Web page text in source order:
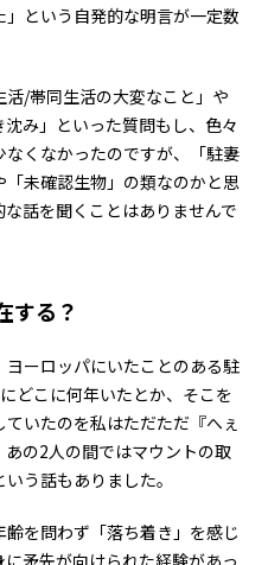
という自発的な明言が一定数
活/帯同生活の大変なこと」や
沈み」といった質問もし、色々
くなかったのですが、「駐妻
未確認生物」の類なのかと思
話を聞くことはありませんで
する？
ーロッパにいたことのある駐
どこに何年いたとか、そこを
いたのを私はただただ『へぇ
の2人の間ではマウントの取
う話もありました。
を問わず「落ち着き」を感じ
矛先が向けられた経験があっ